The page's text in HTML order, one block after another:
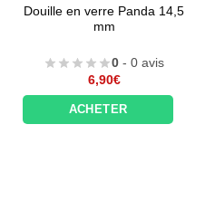
Douille en verre Panda 14,5
mm
0 - 0 avis
6,90€
ACHETER